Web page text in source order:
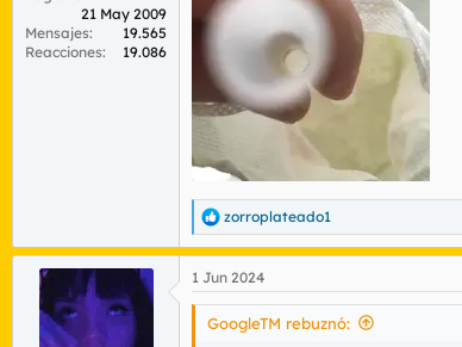
21 May 2009
Mensajes
19.565
Reacciones
19.086
R
e
a
c
c
zorroplateado1
1 Jun 2024
GoogleTM rebuznó: